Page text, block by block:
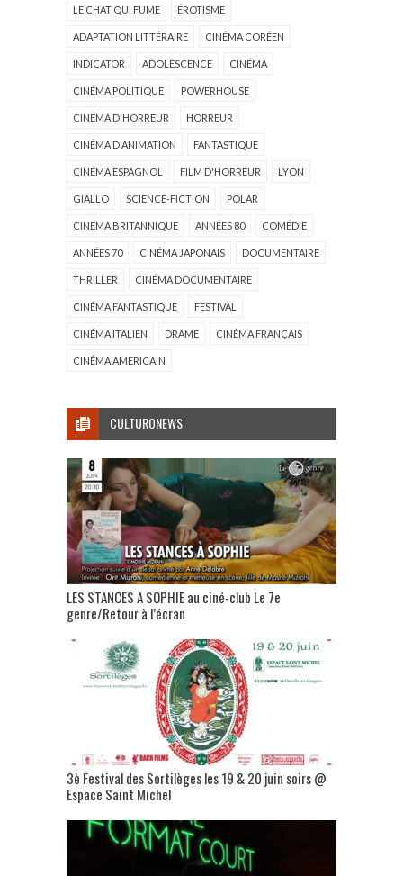
LE CHAT QUI FUME ÉROTISME
ADAPTATION LITTÉRAIRE CINÉMA CORÉEN
INDICATOR ADOLESCENCE CINÉMA
CINÉMA POLITIQUE POWERHOUSE
CINÉMA D'HORREUR HORREUR
CINÉMA D'ANIMATION FANTASTIQUE
CINÉMA ESPAGNOL FILM D'HORREUR LYON
GIALLO SCIENCE-FICTION POLAR
CINÉMA BRITANNIQUE ANNÉES 80 COMÉDIE
ANNÉES 70 CINÉMA JAPONAIS DOCUMENTAIRE
THRILLER CINÉMA DOCUMENTAIRE
CINÉMA FANTASTIQUE FESTIVAL
CINÉMA ITALIEN DRAME CINÉMA FRANÇAIS
CINÉMA AMERICAIN
CULTURONEWS
LES STANCES A SOPHIE au ciné-club Le 7e
genre/Retour à l’écran
3è Festival des Sortilèges les 19 & 20 juin soirs @
Espace Saint Michel